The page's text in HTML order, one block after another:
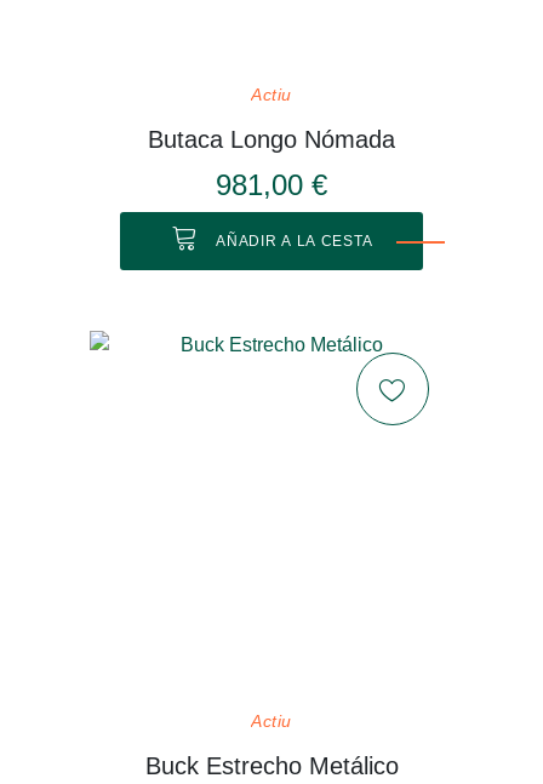
Actiu
Butaca Longo Nómada
981,00 €
AÑADIR A LA CESTA
Actiu
Buck Estrecho Metálico